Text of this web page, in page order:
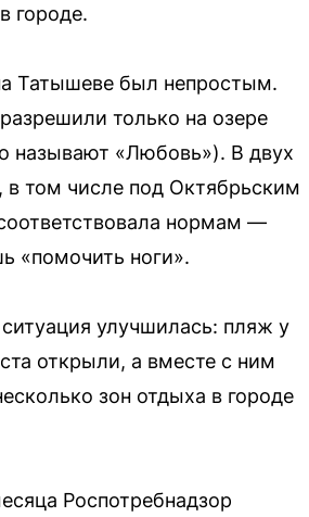
городе.
Татышеве был непростым.
только на озере
называют «Любовь»). В двух
в том числе под Октябрьским
нормам —
«помочить ноги».
улучшилась: пляж у
открыли, а вместе с ним
зон отдыха в городе
Роспотребнадзор